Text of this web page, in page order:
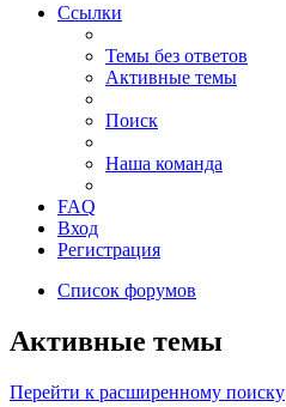
Ссылки
Темы без ответов
Активные темы
Поиск
Наша команда
FAQ
Вход
Регистрация
Список форумов
Активные темы
Перейти к расширенному поиску